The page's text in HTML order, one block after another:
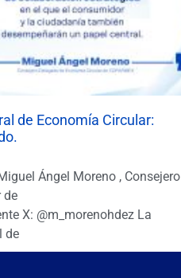
de Economía Circular:
Ángel Moreno , Consejero
de
X: @m_morenohdez La
de